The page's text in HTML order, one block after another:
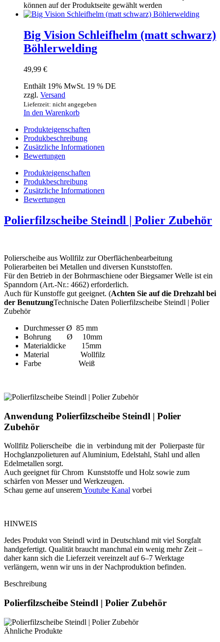
können auf der Produktseite gewählt werden
Big Vision Schleifhelm (matt schwarz)
Böhlerwelding
49,99 €
Enthält 19% MwSt. 19 % DE
zzgl. Versand
Lieferzeit: nicht angegeben
In den Warenkorb
Produkteigenschaften
Produkbeschreibung
Zusätzliche Informationen
Bewertungen
Produkteigenschaften
Produkbeschreibung
Zusätzliche Informationen
Bewertungen
Polierfilzscheibe Steindl | Polier Zubehör
Polierscheibe aus Wollfilz zur Oberflächenbearbeitung
Polierarbeiten bei Metallen und diversen Kunststoffen.
Für den Betrieb in der Bohrmaschiene oder Biegsamer Welle ist ein
Spanndorn (Art.-Nr.: 4662) erforderlich.
Auch für Kunstoffe gut geeignet. (Achten Sie auf die Drehzahl bei
der BenutzungTechnische Daten Polierfilzscheibe Steindl | Polier
Zubehör
Durchmesser Ø 85 mm
Bohrung Ø 10mm
Materialdicke 15mm
Material Wollfilz
Farbe Weiß
Anwendung Polierfilzscheibe Steindl | Polier
Zubehör
Wollfilz Polierscheibe die in verbindung mit der Polierpaste für
Hochglanzpolieturen auf Aluminium, Edelstahl, Stahl und allen
Edelmetallen sorgt.
Auch geeignet für Chrom Kunststoffe und Holz sowie zum
schärfen von Messer und Werkzeugen.
Schau gerne auf unseremYoutube Kanal vorbei
HINWEIS
Jedes Produkt von Steindl wird in Deutschland mit viel Sorgfalt
handgefertigt. Qualität braucht manchmal ein wenig mehr Zeit –
daher kann sich die Lieferzeit vereinzelt auf 6–7 Werktage
verlängern, wenn wir uns in der Nachproduktion befinden.
Beschreibung
Polierfilzscheibe Steindl | Polier Zubehör
Ähnliche Produkte